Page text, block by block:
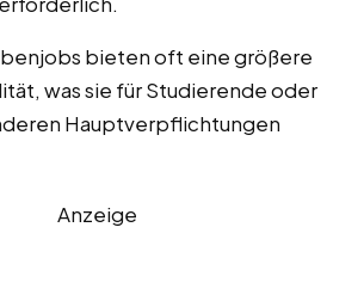
bieten oft eine größere
was sie für Studierende oder
Hauptverpflichtungen
Anzeige